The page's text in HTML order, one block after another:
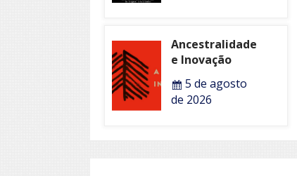
Ancestralidade
e Inovação
5 de agosto
de 2026